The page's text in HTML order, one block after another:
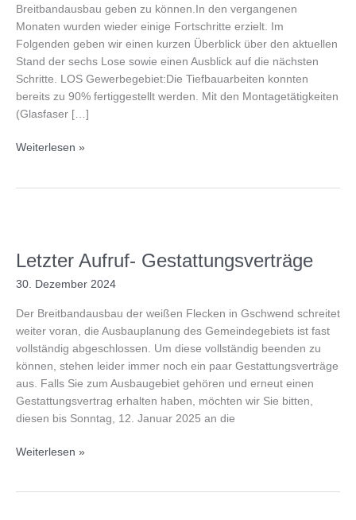
Breitbandausbau geben zu können.In den vergangenen
Monaten wurden wieder einige Fortschritte erzielt. Im
Folgenden geben wir einen kurzen Überblick über den aktuellen
Stand der sechs Lose sowie einen Ausblick auf die nächsten
Schritte. LOS Gewerbegebiet:Die Tiefbauarbeiten konnten
bereits zu 90% fertiggestellt werden. Mit den Montagetätigkeiten
(Glasfaser […]
Breitband
Februar
2025
Weiterlesen »
Letzter Aufruf- Gestattungsverträge
30. Dezember 2024
Der Breitbandausbau der weißen Flecken in Gschwend schreitet
weiter voran, die Ausbauplanung des Gemeindegebiets ist fast
vollständig abgeschlossen. Um diese vollständig beenden zu
können, stehen leider immer noch ein paar Gestattungsverträge
aus. Falls Sie zum Ausbaugebiet gehören und erneut einen
Gestattungsvertrag erhalten haben, möchten wir Sie bitten,
diesen bis Sonntag, 12. Januar 2025 an die
Letzter
Weiterlesen »